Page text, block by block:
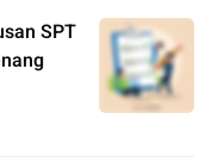
SPT